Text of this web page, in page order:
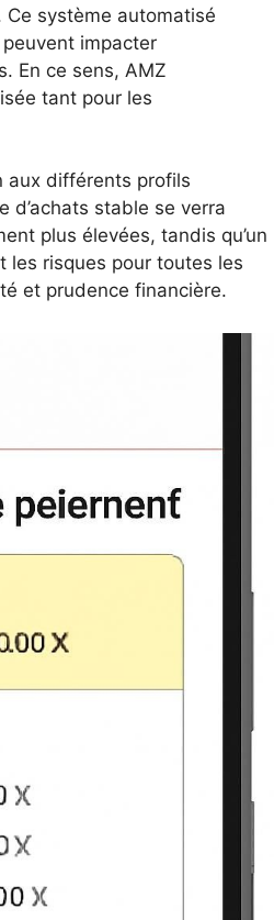
Ce système automatisé
impacter
En ce sens, AMZ
tant pour les
aux différents profils
d’achats stable se verra
plus élevées, tandis qu’un
les risques pour toutes les
et prudence financière.